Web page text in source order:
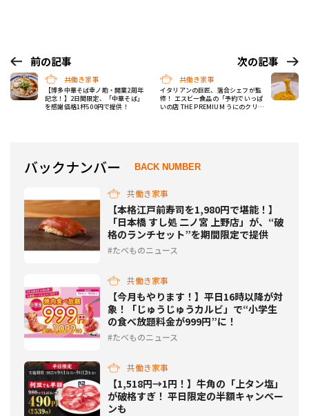
前の記事
共働き家事
【博多中華そば幸ノ助・開業2周年
記念！】2日間限定、「中華そば」
を感謝価格1杯500円で提供！
次の記事
共働き家事
イタリアンの巨匠、落合シェフが監
修！ エスビー食品の「予約でいっぱ
いの店 THE PREMIUM うにのクリー
バックナンバー BACK NUMBER
共働き家事
【本格江戸前寿司を1,980円で堪能！】
「日本橋 すし処 二ノ宮 上野店」が、“破
格のランチセット”を期間限定で提供
たべものニュース
共働き家事
【今月もやります！】平日16時以降が対
象！「じゅうじゅうカルビ」で“小学生
の食べ放題料金が999円”に！
たべものニュース
共働き家事
【1,518円→1円！】牛角の「上タン塩」
が破格すぎ！ 平日限定の半額キャンペー
ンも